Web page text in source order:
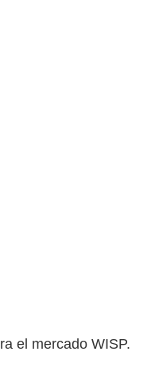
el mercado WISP.